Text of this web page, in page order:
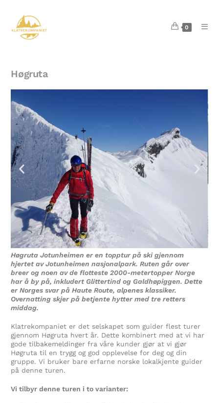
0
Høgruta
Høgruta Jotunheimen er en topptur på ski gjennom
hjertet av Jotunheimen nasjonalpark. Ruten går over
breer og noen av de flotteste 2000-metertopper Norge
har å by på, inkludert Glittertind og Galdhøpiggen. Dette
er Norges svar på Haute Route, alpenes klassiker.
Overnatting skjer på betjente hytter med tre retters
middag.
Klatrekompaniet er det selskapet som guider flest turer
gjennom Høgruta hvert år. Dette kombinert med at vi har
godetilbakemeldinger fra våre kunder gjør at vi gjør
Høgruta til en trygg og god opplevelse for deg og din
gruppe. Vi bruker bare erfarne norske lokalkjente guider
på denne turen.
Vi tilbyr denne turen i to varianter: